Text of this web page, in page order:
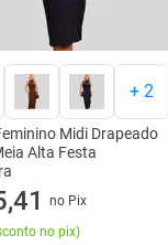
+ 2
Midi Drapeado
Alta Festa
no Pix
no pix)